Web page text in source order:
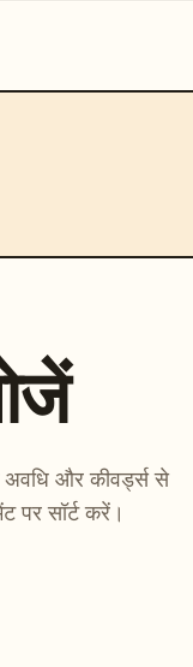
अवधि और कीवर्ड्स से
पर सॉर्ट करें।